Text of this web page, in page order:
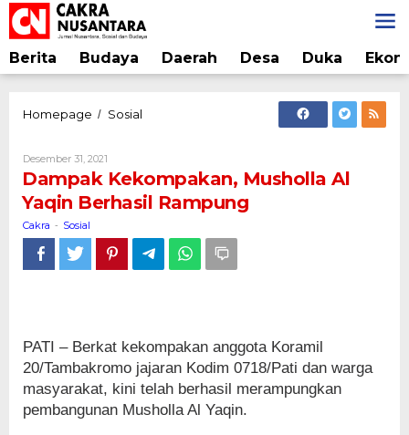
Lewati
ke
konten
Berita Budaya Daerah Desa Duka
Homepage / Sosial
Yaqin
Berhasil
Desember 31, 2021
Cakra
Dampak Kekompakan, Musholla Al
Yaqin Berhasil Rampung
Cakra - Sosial
PATI – Berkat kekompakan anggota Koramil
20/Tambakromo jajaran Kodim 0718/Pati dan warga
masyarakat, kini telah berhasil merampungkan
pembangunan Musholla Al Yaqin.